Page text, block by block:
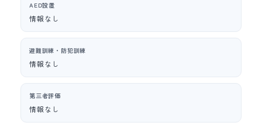
AED設置
情報なし
避難訓練・防犯訓練
情報なし
第三者評価
情報なし